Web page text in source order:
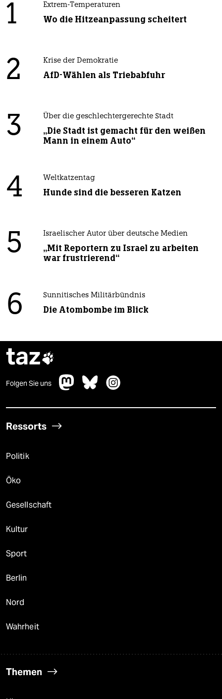
1 Extrem-Temperaturen
Wo die Hitzeanpassung scheitert
2 Krise der Demokratie
AfD-Wählen als Triebabfuhr
3 Über die geschlechtergerechte Stadt
„Die Stadt ist gemacht für den weißen
Mann in einem Auto“
4 Weltkatzentag
Hunde sind die besseren Katzen
5 Israelischer Autor über deutsche Medien
„Mit Reportern zu Israel zu arbeiten
war frustrierend“
6 Sunnitisches Militärbündnis
Die Atombombe im Blick
taz
Folgen Sie uns
Ressorts
Politik
Öko
Gesellschaft
Kultur
Sport
Berlin
Nord
Wahrheit
Themen